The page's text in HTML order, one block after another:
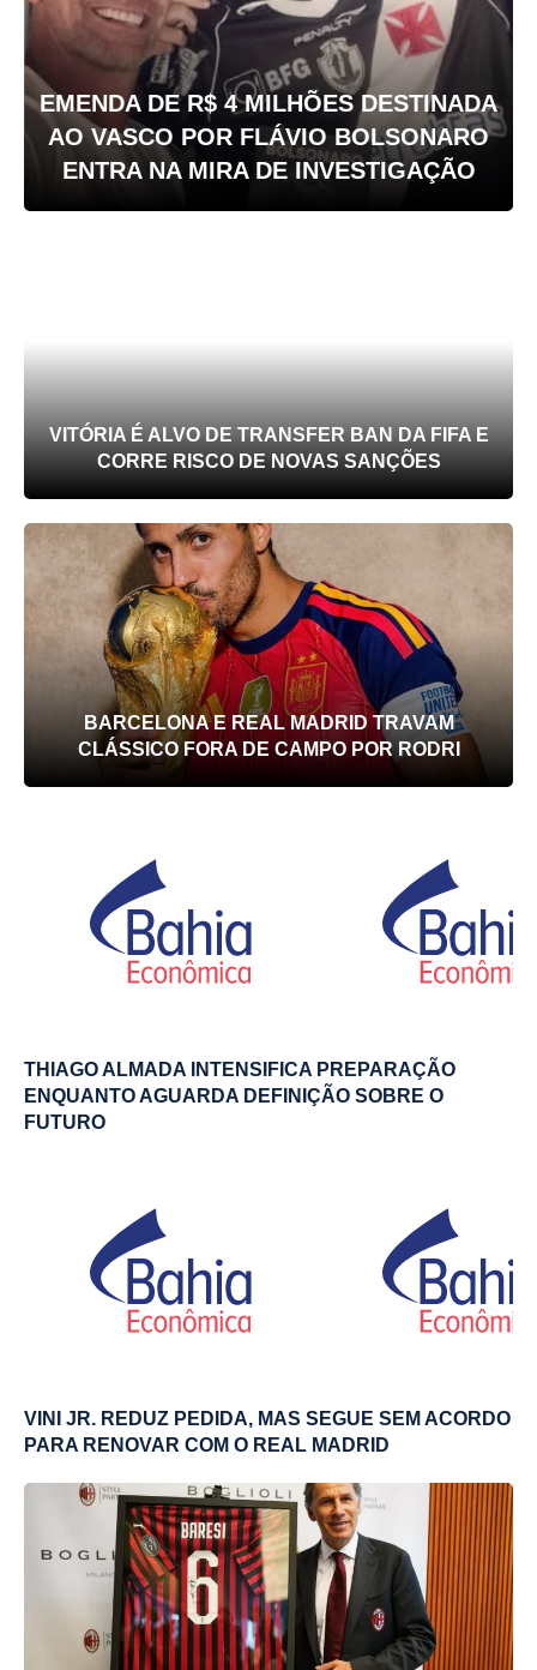
EMENDA DE R$ 4 MILHÕES DESTINADA
AO VASCO POR FLÁVIO BOLSONARO
ENTRA NA MIRA DE INVESTIGAÇÃO
VITÓRIA É ALVO DE TRANSFER BAN DA FIFA E
CORRE RISCO DE NOVAS SANÇÕES
BARCELONA E REAL MADRID TRAVAM
CLÁSSICO FORA DE CAMPO POR RODRI
THIAGO ALMADA INTENSIFICA PREPARAÇÃO
ENQUANTO AGUARDA DEFINIÇÃO SOBRE O
FUTURO
VINI JR. REDUZ PEDIDA, MAS SEGUE SEM ACORDO
PARA RENOVAR COM O REAL MADRID